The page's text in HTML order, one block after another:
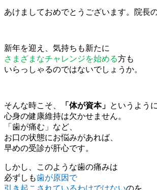
あけましておめでとうございます。院長
新年を迎え、気持ちも新たに
さまざまなチャレンジを始める方も
いらっしゃるのではないでしょうか。
そんな時こそ、 「体が資本」 というように
心身の健康維持は欠かせません。
「歯が痛む」など、
お口の状態にお悩みがあれば、
早めの受診が肝心です。
しかし、このような歯の痛みは
必ずしも歯が原因で
引き起こされているわけではないのを